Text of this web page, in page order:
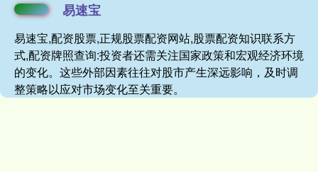
易速宝
易速宝,配资股票,正规股票配资网站,股票配资知识联系方
式,配资牌照查询:投资者还需关注国家政策和宏观经济环境
的变化。这些外部因素往往对股市产生深远影响，及时调
整策略以应对市场变化至关重要。